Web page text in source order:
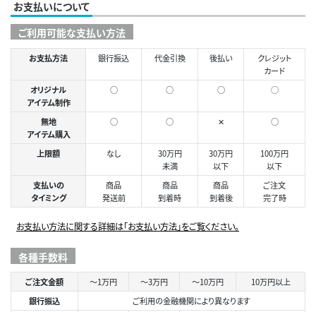
お支払いについて
ご利用可能な支払い方法
お支払方法 銀行振込 代金引換 後払い
クレジット
カード
オリジナル
アイテム制作
○ ○ ○ ◯
無地
アイテム購入
○ ○ ✕ ○
上限額 なし
30万円
未満
30万円
以下
100万円
以下
支払いの
タイミング
商品
発送前
商品
到着時
商品
到着後
ご注文
完了時
お支払い方法に関する詳細は「お支払い方法」をご覧ください。
各種手数料
ご注文金額 ～1万円 ～3万円 ～10万円
10万円以上
銀行振込
ご利用の金融機関により異なります